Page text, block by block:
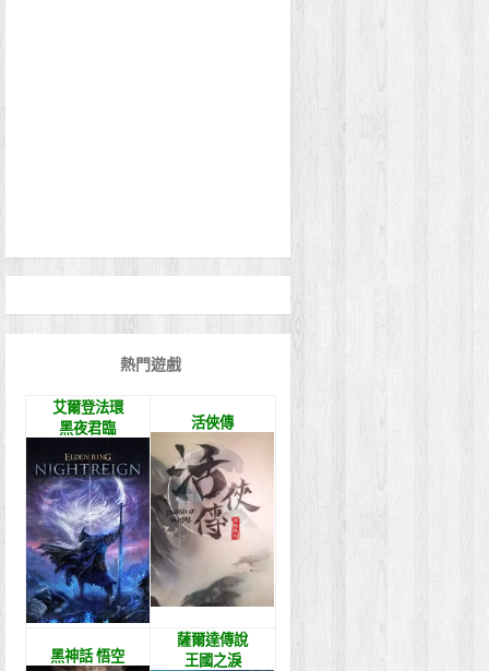
熱門遊戲
艾爾登法環
黑夜君臨
活俠傳
黑神話 悟空
薩爾達傳說
王國之淚